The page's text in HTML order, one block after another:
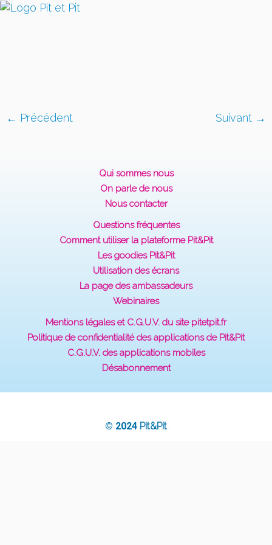
← Précédent Suivant →
Qui sommes nous
On parle de nous
Nous contacter
Questions fréquentes
Comment utiliser la plateforme Pit&Pit
Les goodies Pit&Pit
Utilisation des écrans
La page des ambassadeurs
Webinaires
Mentions légales et C.G.U.V. du site pitetpit.fr
Politique de confidentialité des applications de Pit&Pit
C.G.U.V. des applications mobiles
Désabonnement
· © 2024 Pit&Pit ·